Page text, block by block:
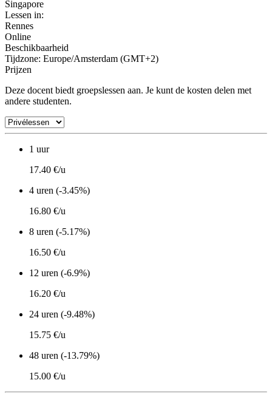
Singapore
Lessen in:
Rennes
Online
Beschikbaarheid
Tijdzone: Europe/Amsterdam (GMT+2)
Prijzen
Deze docent biedt groepslessen aan. Je kunt de kosten delen met
andere studenten.
1 uur
17.40 €/u
4 uren (-3.45%)
16.80 €/u
8 uren (-5.17%)
16.50 €/u
12 uren (-6.9%)
16.20 €/u
24 uren (-9.48%)
15.75 €/u
48 uren (-13.79%)
15.00 €/u